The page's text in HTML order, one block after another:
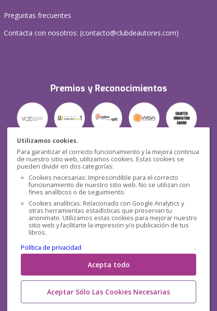
Utilizamos cookies.
Para garantizar el correcto funcionamiento y la mejora continua
de nuestro sitio web, utilizamos cookies. Estas cookies se
pueden dividir en dos categorías:
Cookies necesarias: Imprescindible para el correcto
funcionamiento de nuestro sitio web. No se utilizan con
fines analíticos o de seguimiento.
Cookies analíticas: Relacionado con Google Analytics y
otras herramientas estadísticas que preservan tu
anonimato. Utilizamos estas cookies para mejorar nuestro
sitio web y facilitarte la impresión y/o publicación de tus
libros.
Política de privacidad
.
Acepta todo
Aceptar Sólo Las Cookies Necesarias
Preguntas frecuentes
Contacta con nosotros: (contacto@clubdeautores.com)
Premios y Reconocimientos
Seguridad
Redes sociales